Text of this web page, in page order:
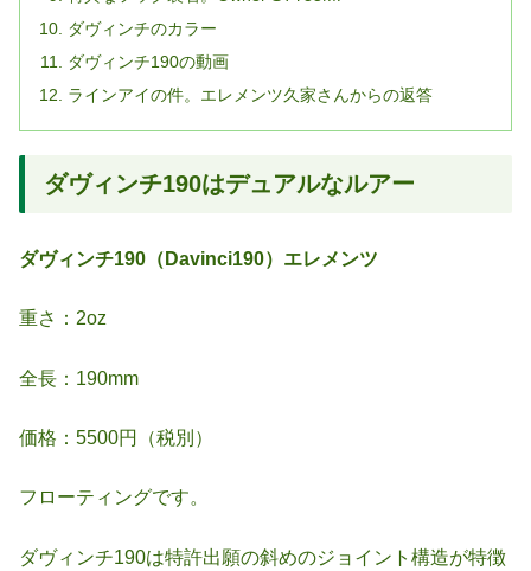
ダヴィンチのカラー
ダヴィンチ190の動画
ラインアイの件。エレメンツ久家さんからの返答
ダヴィンチ190はデュアルなルアー
ダヴィンチ190（Davinci190）エレメンツ
重さ：2oz
全長：190mm
価格：5500円（税別）
フローティングです。
ダヴィンチ190は特許出願の斜めのジョイント構造が特徴